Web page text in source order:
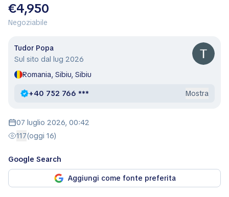
€4,950
Negoziabile
Tudor Popa
Sul sito dal lug 2026
Romania, Sibiu, Sibiu
+40 752 766 *** Mostra
07 luglio 2026, 00:42
117(oggi 16)
Google Search
Aggiungi come fonte preferita